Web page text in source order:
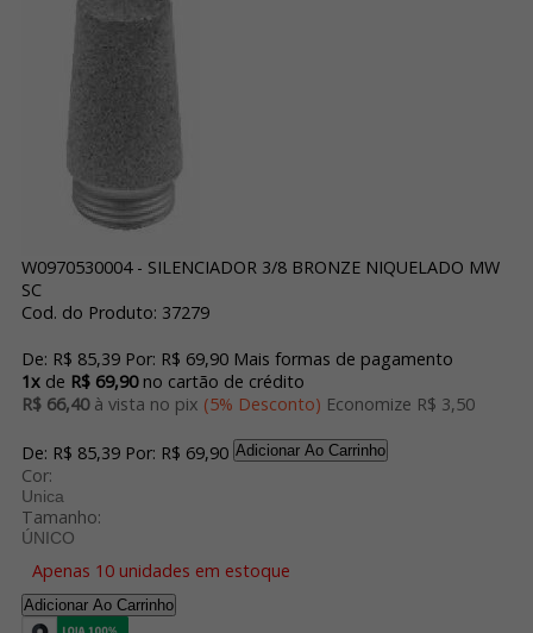
W0970530004 - SILENCIADOR 3/8 BRONZE NIQUELADO MW
SC
Cod. do Produto: 37279
De: R$ 85,39 Por: R$ 69,90 Mais formas de pagamento
1xde R$ 69,90 no cartão de crédito
R$ 66,40 à vista no pix (5% Desconto) Economize R$ 3,50
De: R$ 85,39 Por: R$ 69,90 Adicionar Ao Carrinho
Cor:
Unica
Tamanho:
ÚNICO
Apenas 10 unidades em estoque
Adicionar Ao Carrinho